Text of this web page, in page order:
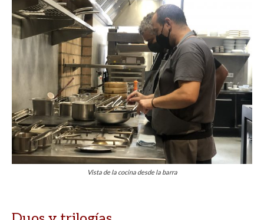
Vista de la cocina desde la barra